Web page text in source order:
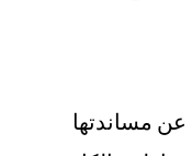
عن مساندتها